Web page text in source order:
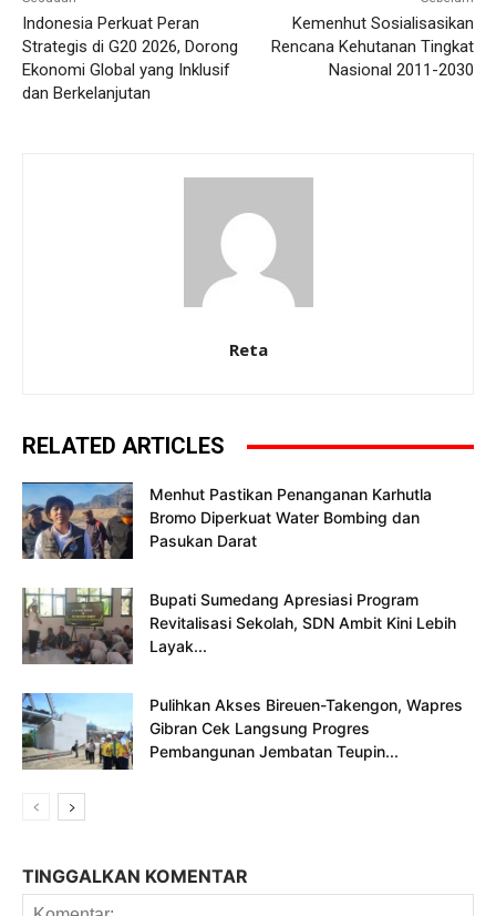
Indonesia Perkuat Peran
Strategis di G20 2026, Dorong
Ekonomi Global yang Inklusif
dan Berkelanjutan
Kemenhut Sosialisasikan
Rencana Kehutanan Tingkat
Nasional 2011-2030
Reta
RELATED ARTICLES
Menhut Pastikan Penanganan Karhutla
Bromo Diperkuat Water Bombing dan
Pasukan Darat
Bupati Sumedang Apresiasi Program
Revitalisasi Sekolah, SDN Ambit Kini Lebih
Layak...
Pulihkan Akses Bireuen-Takengon, Wapres
Gibran Cek Langsung Progres
Pembangunan Jembatan Teupin...
TINGGALKAN KOMENTAR